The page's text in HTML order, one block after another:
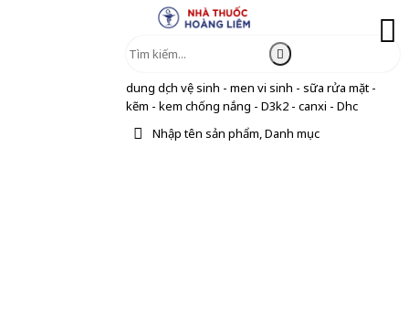
dung dịch vệ sinh - men vi sinh - sữa rửa mặt -
kẽm - kem chống nắng - D3k2 - canxi - Dhc
Nhập tên sản phẩm, Danh mục